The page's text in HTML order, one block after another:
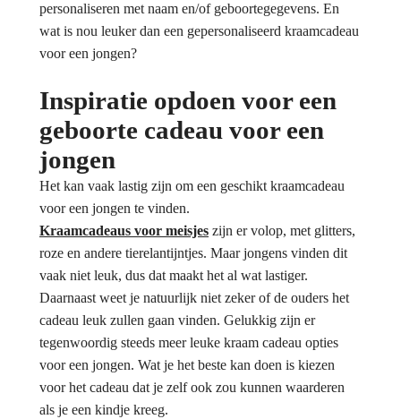
personaliseren met naam en/of geboortegegevens. En
wat is nou leuker dan een gepersonaliseerd kraamcadeau
voor een jongen?
Inspiratie opdoen voor een
geboorte cadeau voor een
jongen
Het kan vaak lastig zijn om een geschikt kraamcadeau
voor een jongen te vinden.
Kraamcadeaus voor meisjes zijn er volop, met glitters,
roze en andere tierelantijntjes. Maar jongens vinden dit
vaak niet leuk, dus dat maakt het al wat lastiger.
Daarnaast weet je natuurlijk niet zeker of de ouders het
cadeau leuk zullen gaan vinden. Gelukkig zijn er
tegenwoordig steeds meer leuke kraam cadeau opties
voor een jongen. Wat je het beste kan doen is kiezen
voor het cadeau dat je zelf ook zou kunnen waarderen
als je een kindje kreeg.